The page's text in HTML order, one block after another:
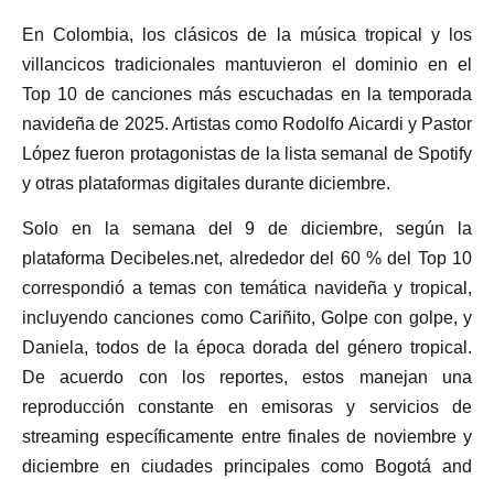
En Colombia, los clásicos de la música tropical y los
villancicos tradicionales mantuvieron el dominio en el
Top 10 de canciones más escuchadas en la temporada
navideña de 2025. Artistas como Rodolfo Aicardi y Pastor
López fueron protagonistas de la lista semanal de Spotify
y otras plataformas digitales durante diciembre.
Solo en la semana del 9 de diciembre, según la
plataforma Decibeles.net, alrededor del 60 % del Top 10
correspondió a temas con temática navideña y tropical,
incluyendo canciones como Cariñito, Golpe con golpe, y
Daniela, todos de la época dorada del género tropical.
De acuerdo con los reportes, estos manejan una
reproducción constante en emisoras y servicios de
streaming específicamente entre finales de noviembre y
diciembre en ciudades principales como Bogotá and